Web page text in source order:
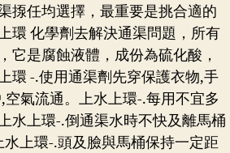
揼任均選擇，最重要是挑合適的
環 化學劑去解決通渠問題，所有
它是腐蝕液體，成份為硫化酸，
環 -.使用通渠劑先穿保護衣物,手
氣流通。上水上環-.每用不宜多
水上環-.倒通渠水時不快及離馬桶
上環-.頭及臉與馬桶保持一定距